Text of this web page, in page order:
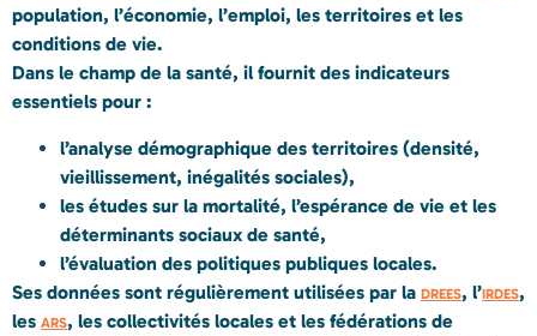
population, l’économie, l’emploi, les territoires et les
conditions de vie.
Dans le champ de la santé, il fournit des indicateurs
essentiels pour :
l’analyse démographique des territoires (densité,
vieillissement, inégalités sociales),
les études sur la mortalité, l’espérance de vie et les
déterminants sociaux de santé,
l’évaluation des politiques publiques locales.
Ses données sont régulièrement utilisées par la DREES, l’IRDES,
les ARS, les collectivités locales et les fédérations de